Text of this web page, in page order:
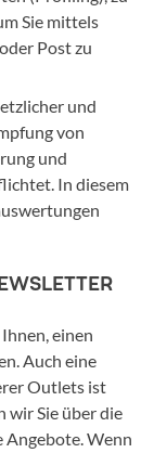
Sie mittels
Post zu
und
von
und
In diesem
einen
Auch eine
Outlets ist
wir Sie über die
Wenn